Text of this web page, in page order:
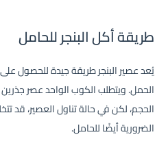
طريقة أكل البنجر للحامل
يُعد عصير البنجر طريقة جيدة للحصول
الحمل. ويتطلب الكوب الواحد عصر
الحجم، لكن في حالة تناول العصير، قد
الضرورية أيضًا للحامل.